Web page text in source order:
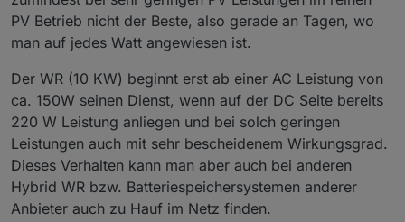
PV Betrieb nicht der Beste, also gerade an Tagen, wo
man auf jedes Watt angewiesen ist.
Der WR (10 KW) beginnt erst ab einer AC Leistung von
ca. 150W seinen Dienst, wenn auf der DC Seite bereits
220 W Leistung anliegen und bei solch geringen
Leistungen auch mit sehr bescheidenem Wirkungsgrad.
Dieses Verhalten kann man aber auch bei anderen
Hybrid WR bzw. Batteriespeichersystemen anderer
Anbieter auch zu Hauf im Netz finden.